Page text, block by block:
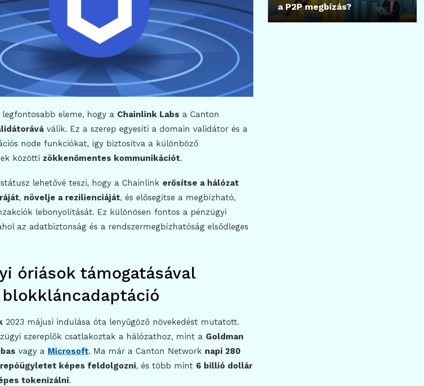
eleme, hogy a Chainlink Labs a Canton
válik. Ez a szerep egyesíti a domain validátor és a
node funkciókat, így biztosítva a különböző
közötti zökkenőmentes kommunikációt.
lehetővé teszi, hogy a Chainlink erősítse a hálózat
, növelje a rezilienciáját, és elősegítse a megbízható,
lebonyolítását. Ez különösen fontos a pénzügyi
az adatbiztonság és a rendszermegbízhatóság elsődleges
óriások támogatásával
2023 májusi indulása óta lenyűgöző növekedést mutatott.
szereplők csatlakoztak a hálózathoz, mint a Goldman
vagy a Microsoft. Ma már a Canton Network napi 280
képes feldolgozni, és több mint 6 billió dollár
tokenizálni.
a P2P megbízás?